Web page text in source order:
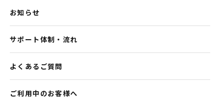
お知らせ
サポート体制・流れ
よくあるご質問
ご利用中のお客様へ